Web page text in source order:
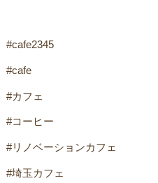
#cafe2345
#cafe
#カフェ
#コーヒー
#リノベーションカフェ
#埼玉カフェ